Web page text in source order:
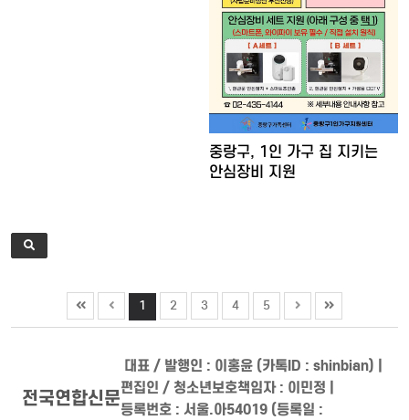
중랑구, 1인 가구 집 지키는
안심장비 지원
1 2 3 4 5
전국연합신문
대표 / 발행인 : 이홍윤 (카톡ID : shinbian) |
편집인 / 청소년보호책임자 : 이민정 |
등록번호 : 서울.아54019 (등록일 :